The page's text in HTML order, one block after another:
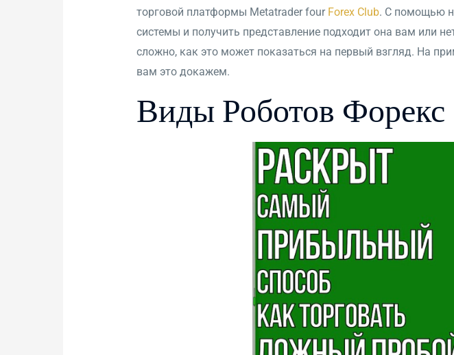
торговой платформы Metatrader four Forex Club. С помощью
системы и получить представление подходит она вам или
сложно, как это может показаться на первый взгляд. На
вам это докажем.
Виды Роботов Форекс